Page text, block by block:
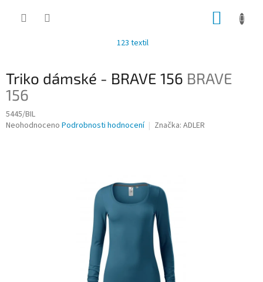
123 textil
Triko dámské - BRAVE 156 BRAVE
156
5445/BIL
Průměrné
Neohodnoceno Podrobnosti hodnocení Značka: ADLER